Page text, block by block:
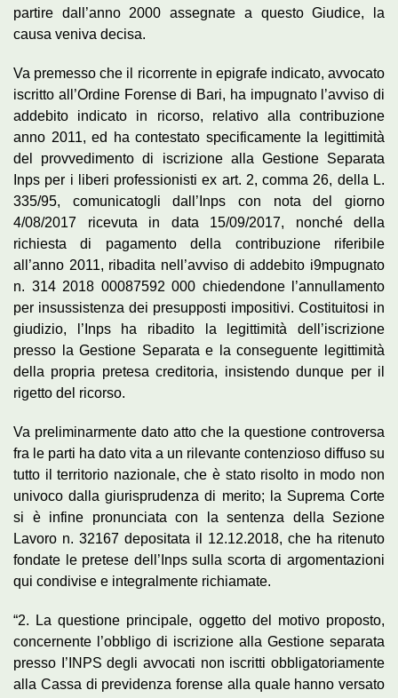
partire dall’anno 2000 assegnate a questo Giudice, la
causa veniva decisa.
Va premesso che il ricorrente in epigrafe indicato, avvocato
iscritto all’Ordine Forense di Bari, ha impugnato l’avviso di
addebito indicato in ricorso, relativo alla contribuzione
anno 2011, ed ha contestato specificamente la legittimità
del provvedimento di iscrizione alla Gestione Separata
Inps per i liberi professionisti ex art. 2, comma 26, della L.
335/95, comunicatogli dall’Inps con nota del giorno
4/08/2017 ricevuta in data 15/09/2017, nonché della
richiesta di pagamento della contribuzione riferibile
all’anno 2011, ribadita nell’avviso di addebito i9mpugnato
n. 314 2018 00087592 000 chiedendone l’annullamento
per insussistenza dei presupposti impositivi. Costituitosi in
giudizio, l’Inps ha ribadito la legittimità dell’iscrizione
presso la Gestione Separata e la conseguente legittimità
della propria pretesa creditoria, insistendo dunque per il
rigetto del ricorso.
Va preliminarmente dato atto che la questione controversa
fra le parti ha dato vita a un rilevante contenzioso diffuso su
tutto il territorio nazionale, che è stato risolto in modo non
univoco dalla giurisprudenza di merito; la Suprema Corte
si è infine pronunciata con la sentenza della Sezione
Lavoro n. 32167 depositata il 12.12.2018, che ha ritenuto
fondate le pretese dell’Inps sulla scorta di argomentazioni
qui condivise e integralmente richiamate.
“2. La questione principale, oggetto del motivo proposto,
concernente l’obbligo di iscrizione alla Gestione separata
presso I’INPS degli avvocati non iscritti obbligatoriamente
alla Cassa di previdenza forense alla quale hanno versato